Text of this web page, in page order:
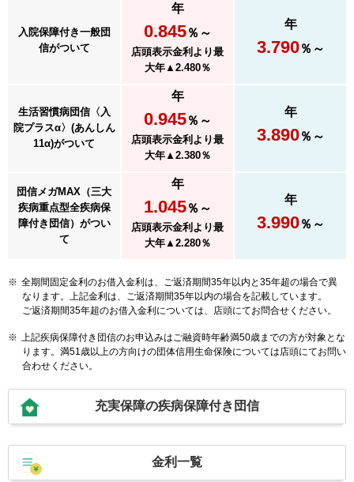
入院保障付き一般団
信がついて
年
0.845％～
店頭表示金利より最
大年▲2.480％
年
3.790％～
生活習慣病団信〈入
院プラスα〉 (あんしん
11α)がついて
年
0.945％～
店頭表示金利より最
大年▲2.380％
年
3.890％～
団信メガMAX （三大
疾病重点型全疾病保
障付き団信）がつい
て
年
1.045％～
店頭表示金利より最
大年▲2.280％
年
3.990％～
※ 全期間固定金利のお借入金利は、ご返済期間35年以内と35年超の場合で異
なります。上記金利は、ご返済期間35年以内の場合を記載しています。
ご返済期間35年超のお借入金利については、店頭にてお問合せください。
※ 上記疾病保障付き団信のお申込みはご融資時年齢満50歳までの方が対象とな
ります。満51歳以上の方向けの団体信用生命保険については店頭にてお問い
合わせください。
充実保障の疾病保障付き団信
金利一覧